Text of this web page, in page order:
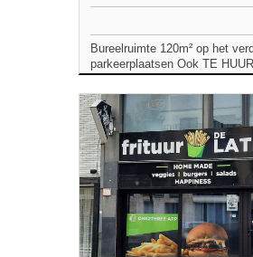
Bureelruimte 120m² op het
parkeerplaatsen Ook TE